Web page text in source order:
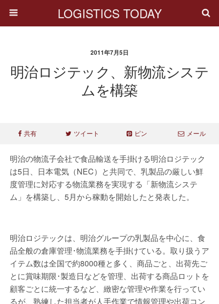
LOGISTICS TODAY
2011年7月5日
明治ロジテック、新物流システ
ムを構築
共有 ツイート ピン メール
明治の物流子会社で食品輸送を手掛ける明治ロジテック
は5日、日本電気（NEC）と共同で、乳製品の厳しい鮮
度管理に対応する物流業務を実現する「新物流システ
ム」を構築し、5月から稼動を開始したと発表した。
明治ロジテックは、明治グループの乳製品を中心に、食
品全般の倉庫管理･物流業務を手掛けている。取り扱うア
イテム数は全国で約8000種と多く、商品ごと、出荷先ご
とに賞味期限･製造日などを管理、出荷する商品ロットを
顧客ごとに統一するなど、緻密な管理や作業を行ってい
るが、熟練した担当者が人手作業で情報管理や出荷コン